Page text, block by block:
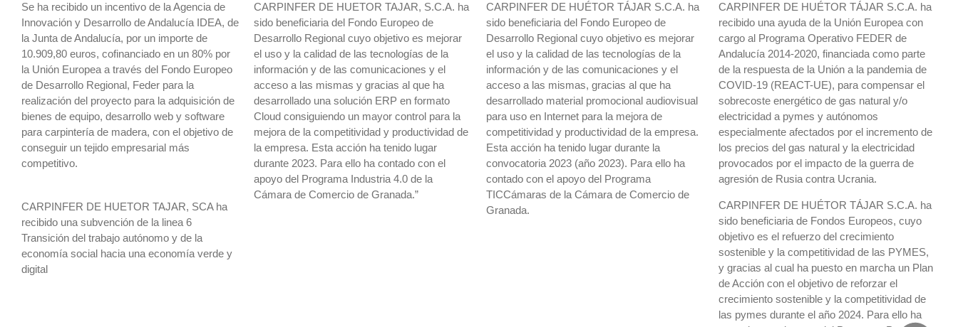
Se ha recibido un incentivo de la Agencia de
Innovación y Desarrollo de Andalucía IDEA, de
la Junta de Andalucía, por un importe de
10.909,80 euros, cofinanciado en un 80% por
la Unión Europea a través del Fondo Europeo
de Desarrollo Regional, Feder para la
realización del proyecto para la adquisición de
bienes de equipo, desarrollo web y software
para carpintería de madera, con el objetivo de
conseguir un tejido empresarial más
competitivo.
CARPINFER DE HUETOR TAJAR, SCA ha
recibido una subvención de la linea 6
Transición del trabajo autónomo y de la
economía social hacia una economía verde y
digital
CARPINFER DE HUETOR TAJAR, S.C.A. ha
sido beneficiaria del Fondo Europeo de
Desarrollo Regional cuyo objetivo es mejorar
el uso y la calidad de las tecnologías de la
información y de las comunicaciones y el
acceso a las mismas y gracias al que ha
desarrollado una solución ERP en formato
Cloud consiguiendo un mayor control para la
mejora de la competitividad y productividad de
la empresa. Esta acción ha tenido lugar
durante 2023. Para ello ha contado con el
apoyo del Programa Industria 4.0 de la
Cámara de Comercio de Granada.”
CARPINFER DE HUÉTOR TÁJAR S.C.A. ha
sido beneficiaria del Fondo Europeo de
Desarrollo Regional cuyo objetivo es mejorar
el uso y la calidad de las tecnologías de la
información y de las comunicaciones y el
acceso a las mismas, gracias al que ha
desarrollado material promocional audiovisual
para uso en Internet para la mejora de
competitividad y productividad de la empresa.
Esta acción ha tenido lugar durante la
convocatoria 2023 (año 2023). Para ello ha
contado con el apoyo del Programa
TICCámaras de la Cámara de Comercio de
Granada.
CARPINFER DE HUÉTOR TÁJAR S.C.A. ha
recibido una ayuda de la Unión Europea con
cargo al Programa Operativo FEDER de
Andalucía 2014-2020, financiada como parte
de la respuesta de la Unión a la pandemia de
COVID-19 (REACT-UE), para compensar el
sobrecoste energético de gas natural y/o
electricidad a pymes y autónomos
especialmente afectados por el incremento de
los precios del gas natural y la electricidad
provocados por el impacto de la guerra de
agresión de Rusia contra Ucrania.
CARPINFER DE HUÉTOR TÁJAR S.C.A. ha
sido beneficiaria de Fondos Europeos, cuyo
objetivo es el refuerzo del crecimiento
sostenible y la competitividad de las PYMES,
y gracias al cual ha puesto en marcha un Plan
de Acción con el objetivo de reforzar el
crecimiento sostenible y la competitividad de
las pymes durante el año 2024. Para ello ha